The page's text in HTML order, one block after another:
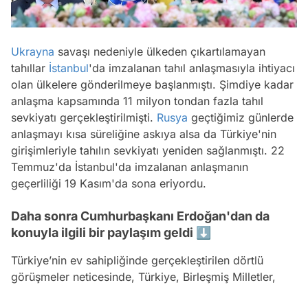
Ukrayna savaşı nedeniyle ülkeden çıkartılamayan
tahıllar İstanbul'da imzalanan tahıl anlaşmasıyla ihtiyacı
olan ülkelere gönderilmeye başlanmıştı. Şimdiye kadar
anlaşma kapsamında 11 milyon tondan fazla tahıl
sevkiyatı gerçekleştirilmişti. Rusya geçtiğimiz günlerde
anlaşmayı kısa süreliğine askıya alsa da Türkiye'nin
girişimleriyle tahılın sevkiyatı yeniden sağlanmıştı. 22
Temmuz'da İstanbul'da imzalanan anlaşmanın
geçerliliği 19 Kasım'da sona eriyordu.
Daha sonra Cumhurbaşkanı Erdoğan'dan da
konuyla ilgili bir paylaşım geldi ⬇️
Türkiye’nin ev sahipliğinde gerçekleştirilen dörtlü
görüşmeler neticesinde, Türkiye, Birleşmiş Milletler,